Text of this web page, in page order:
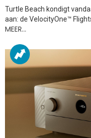
Turtle Beach kondigt
aan: de VelocityOne™
MEER…